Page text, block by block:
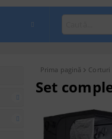
Prima pagină
Set